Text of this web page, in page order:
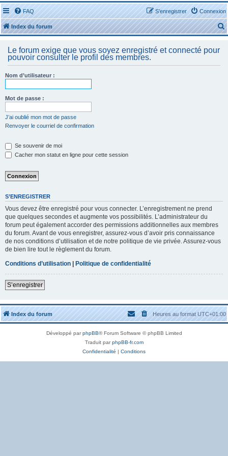
FAQ Connexion
S’enregistrer
Index du forum
e
Le forum exige que vous soyez enregistré et connecté pour
pouvoir consulter le profil des membres.
Nom d’utilisateur :
Mot de passe :
J’ai oublié mon mot de passe
Renvoyer le courriel de confirmation
Se souvenir de moi
Cacher mon statut en ligne pour cette session
S’ENREGISTRER
Vous devez être enregistré pour vous connecter. L’enregistrement ne prend
que quelques secondes et augmente vos possibilités. L’administrateur du
forum peut également accorder des permissions additionnelles aux membres
du forum. Avant de vous enregistrer, assurez-vous d’avoir pris connaissance
de nos conditions d’utilisation et de notre politique de vie privée. Assurez-vous
de bien lire tout le règlement du forum.
Conditions d’utilisation | Politique de confidentialité
S’enregistrer
Index du forum Heures au formatUTC+01:00
Développé parphpBB® Forum Software © phpBB Limited
Traduit parphpBB-fr.com
Confidentialité | Conditions